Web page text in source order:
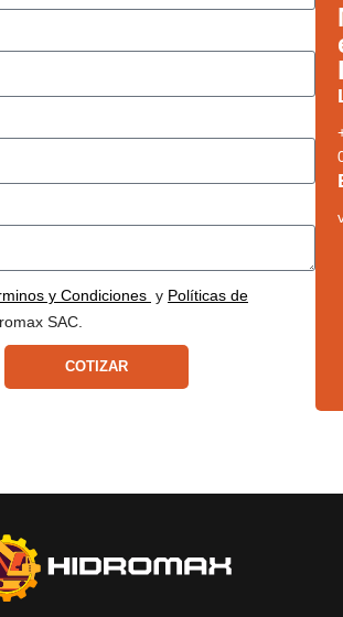
y Condiciones y Políticas de
SAC.
COTIZAR